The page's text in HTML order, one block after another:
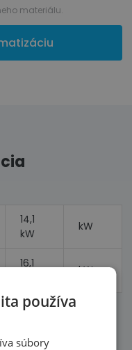
materiálu.
14,1
kW
kW
16,1
kW
používa
súbory